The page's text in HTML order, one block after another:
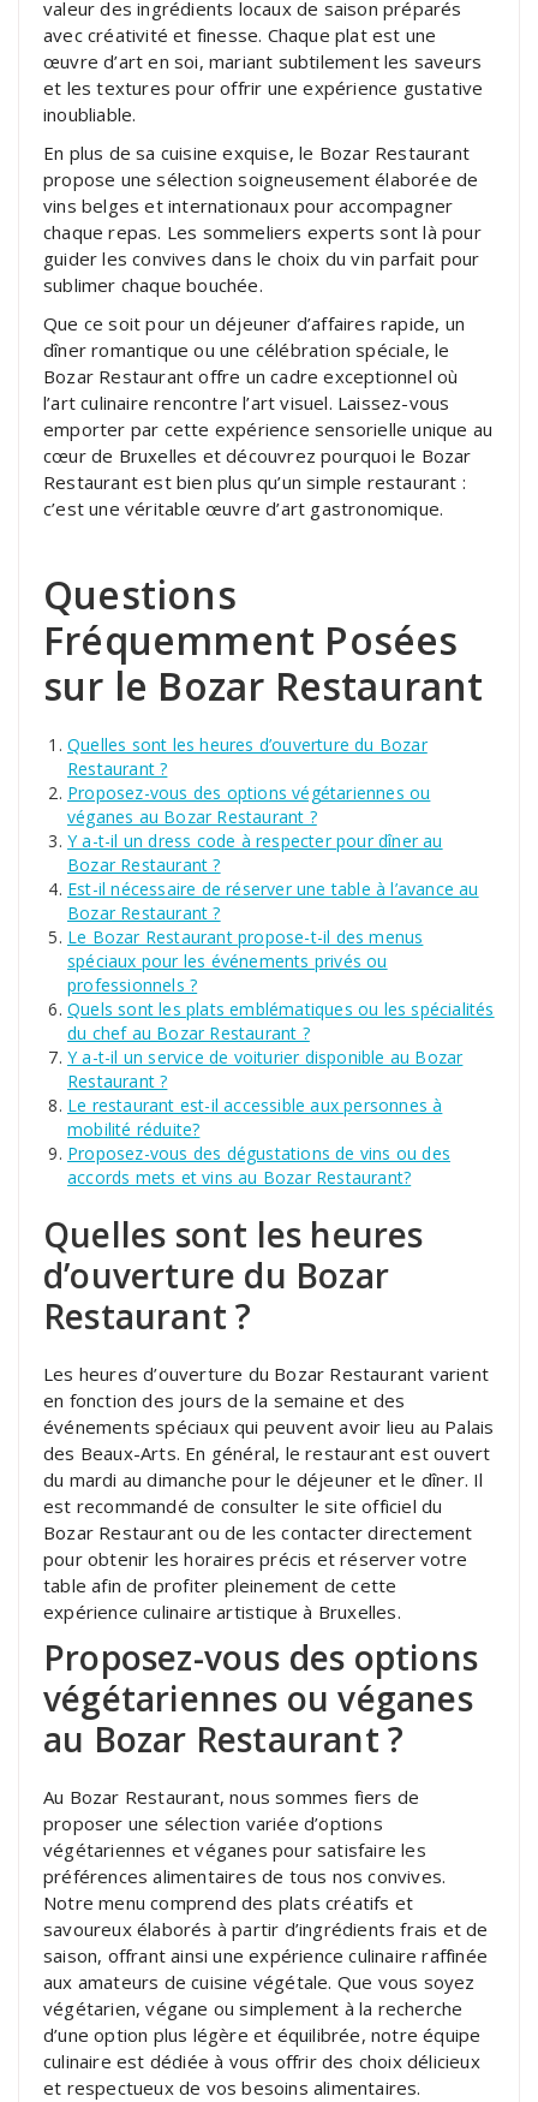
valeur des ingrédients locaux de saison préparés
avec créativité et finesse. Chaque plat est une
œuvre d’art en soi, mariant subtilement les saveurs
et les textures pour offrir une expérience gustative
inoubliable.
En plus de sa cuisine exquise, le Bozar Restaurant
propose une sélection soigneusement élaborée de
vins belges et internationaux pour accompagner
chaque repas. Les sommeliers experts sont là pour
guider les convives dans le choix du vin parfait pour
sublimer chaque bouchée.
Que ce soit pour un déjeuner d’affaires rapide, un
dîner romantique ou une célébration spéciale, le
Bozar Restaurant offre un cadre exceptionnel où
l’art culinaire rencontre l’art visuel. Laissez-vous
emporter par cette expérience sensorielle unique au
cœur de Bruxelles et découvrez pourquoi le Bozar
Restaurant est bien plus qu’un simple restaurant :
c’est une véritable œuvre d’art gastronomique.
Questions
Fréquemment Posées
sur le Bozar Restaurant
Quelles sont les heures d’ouverture du Bozar
Restaurant ?
Proposez-vous des options végétariennes ou
véganes au Bozar Restaurant ?
Y a-t-il un dress code à respecter pour dîner au
Bozar Restaurant ?
Est-il nécessaire de réserver une table à l’avance au
Bozar Restaurant ?
Le Bozar Restaurant propose-t-il des menus
spéciaux pour les événements privés ou
professionnels ?
Quels sont les plats emblématiques ou les spécialités
du chef au Bozar Restaurant ?
Y a-t-il un service de voiturier disponible au Bozar
Restaurant ?
Le restaurant est-il accessible aux personnes à
mobilité réduite?
Proposez-vous des dégustations de vins ou des
accords mets et vins au Bozar Restaurant?
Quelles sont les heures
d’ouverture du Bozar
Restaurant ?
Les heures d’ouverture du Bozar Restaurant varient
en fonction des jours de la semaine et des
événements spéciaux qui peuvent avoir lieu au Palais
des Beaux-Arts. En général, le restaurant est ouvert
du mardi au dimanche pour le déjeuner et le dîner. Il
est recommandé de consulter le site officiel du
Bozar Restaurant ou de les contacter directement
pour obtenir les horaires précis et réserver votre
table afin de profiter pleinement de cette
expérience culinaire artistique à Bruxelles.
Proposez-vous des options
végétariennes ou véganes
au Bozar Restaurant ?
Au Bozar Restaurant, nous sommes fiers de
proposer une sélection variée d’options
végétariennes et véganes pour satisfaire les
préférences alimentaires de tous nos convives.
Notre menu comprend des plats créatifs et
savoureux élaborés à partir d’ingrédients frais et de
saison, offrant ainsi une expérience culinaire raffinée
aux amateurs de cuisine végétale. Que vous soyez
végétarien, végane ou simplement à la recherche
d’une option plus légère et équilibrée, notre équipe
culinaire est dédiée à vous offrir des choix délicieux
et respectueux de vos besoins alimentaires.